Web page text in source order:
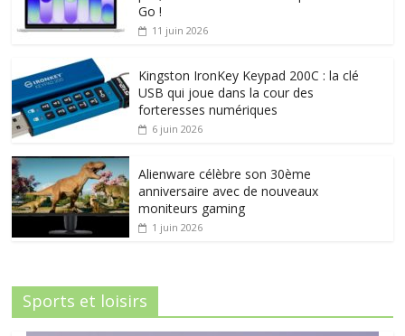
Go !
11 juin 2026
Kingston IronKey Keypad 200C : la clé
USB qui joue dans la cour des
forteresses numériques
6 juin 2026
Alienware célèbre son 30ème
anniversaire avec de nouveaux
moniteurs gaming
1 juin 2026
Sports et loisirs